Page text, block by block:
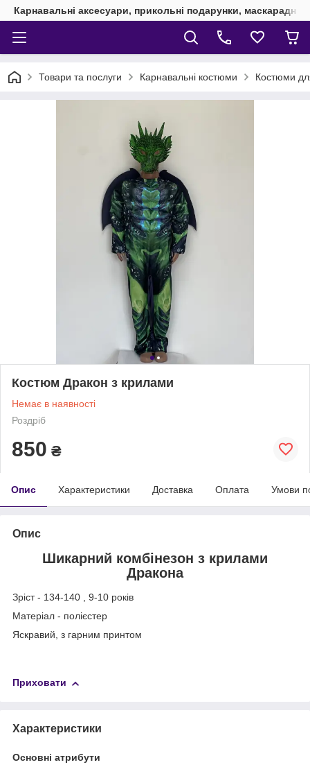
Карнавальні аксесуари, прикольні подарунки, маскарадні
Товари та послуги Карнавальні костюми Костюми
Костюм Дракон з крилами
Немає в наявності
Роздріб
850 ₴
Опис Характеристики Доставка Оплата Умови
Опис
Шикарний комбінезон з крилами
Дракона
Зріст - 134-140 , 9-10 років
Матеріал - полієстер
Яскравий, з гарним принтом
Приховати
Характеристики
Основні атрибути